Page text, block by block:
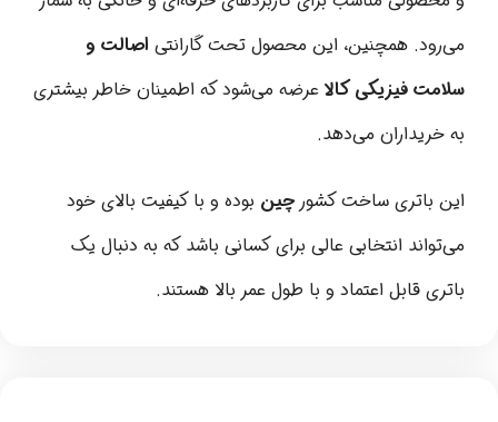
می‌رود. همچنین، این محصول تحت گارانتی اصالت و
سلامت فیزیکی کالا عرضه می‌شود که اطمینان خاطر بیشتری
به خریداران می‌دهد.
این باتری ساخت کشورچین بوده و با کیفیت بالای خود
می‌تواند انتخابی عالی برای کسانی باشد که به دنبال یک
باتری قابل اعتماد و با طول عمر بالا هستند.